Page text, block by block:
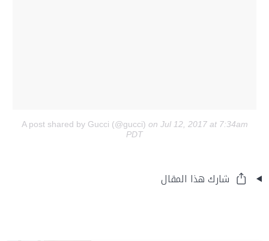
A post shared by Gucci (@gucci) on Jul 12, 2017 at 7:34am
PDT
شارك هذا المقال